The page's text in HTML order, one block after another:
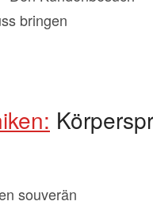
bringen
souverän